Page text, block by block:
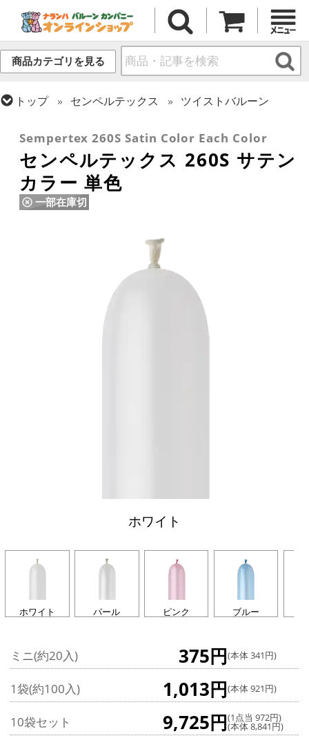
商品カテゴリを見る
トップ センペルテックス
ツイストバルーン
Sempertex 260S Satin Color Each Color
センペルテックス 260S サテン
カラー 単色
一部在庫切
ホワイト
ホワイト パール ピンク ブルー
ミニ(約20入) 375円(本体 341円)
1袋(約100入) 1,013円(本体 921円)
10袋セット 9,725円(1点当 972円)
(本体 8,841円)